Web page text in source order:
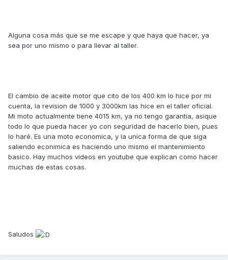
Alguna cosa más que se me escape y que haya que hacer, ya
sea por uno mismo o para llevar al taller.
El cambio de aceite motor que cito de los 400 km lo hice por mi
cuenta, la revision de 1000 y 3000km las hice en el taller oficial.
Mi moto actualmente tiene 4015 km, ya no tengo garantia, asique
todo lo que pueda hacer yo con seguridad de hacerlo bien, pues
lo haré. Es una moto economica, y la unica forma de que siga
saliendo econimica es haciendo uno mismo el mantenimiento
basico. Hay muchos videos en youtube que explican como hacer
muchas de estas cosas.
Saludos